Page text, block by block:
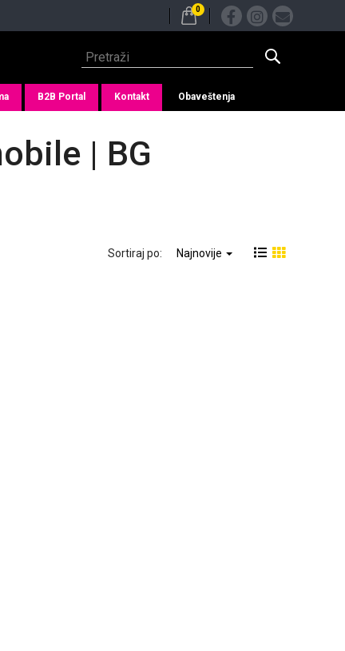
0
B2B Portal Kontakt Obaveštenja
| BG
Sortiraj po: Najnovije